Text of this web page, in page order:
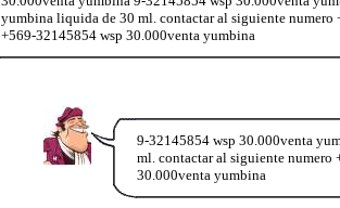
yumbina liquida de 30 ml. contactar al siguiente
+569-32145854 wsp 30.000venta yumbina
9-32145854 wsp 30.000venta
ml. contactar al siguiente
30.000venta yumbina